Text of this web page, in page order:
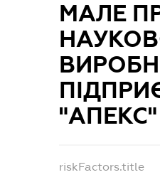
МАЛЕ
"АПЕКС"
riskFactors.title